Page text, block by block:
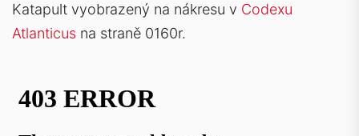
Katapult vyobrazený na nákresu v Codexu
Atlanticus na straně 0160r.